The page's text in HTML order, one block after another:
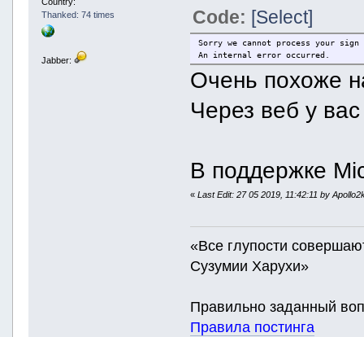
Country:
Thanked: 74 times
Jabber:
Code: [Select]
Sorry we cannot process your
An internal error occurred.
Очень похоже
Через веб у
В поддержке
«Last Edit: 27 05 2019, 11:42:11 by
«Все глупости
Сузумии Харухи»
Правильно заданный
Правила постинга